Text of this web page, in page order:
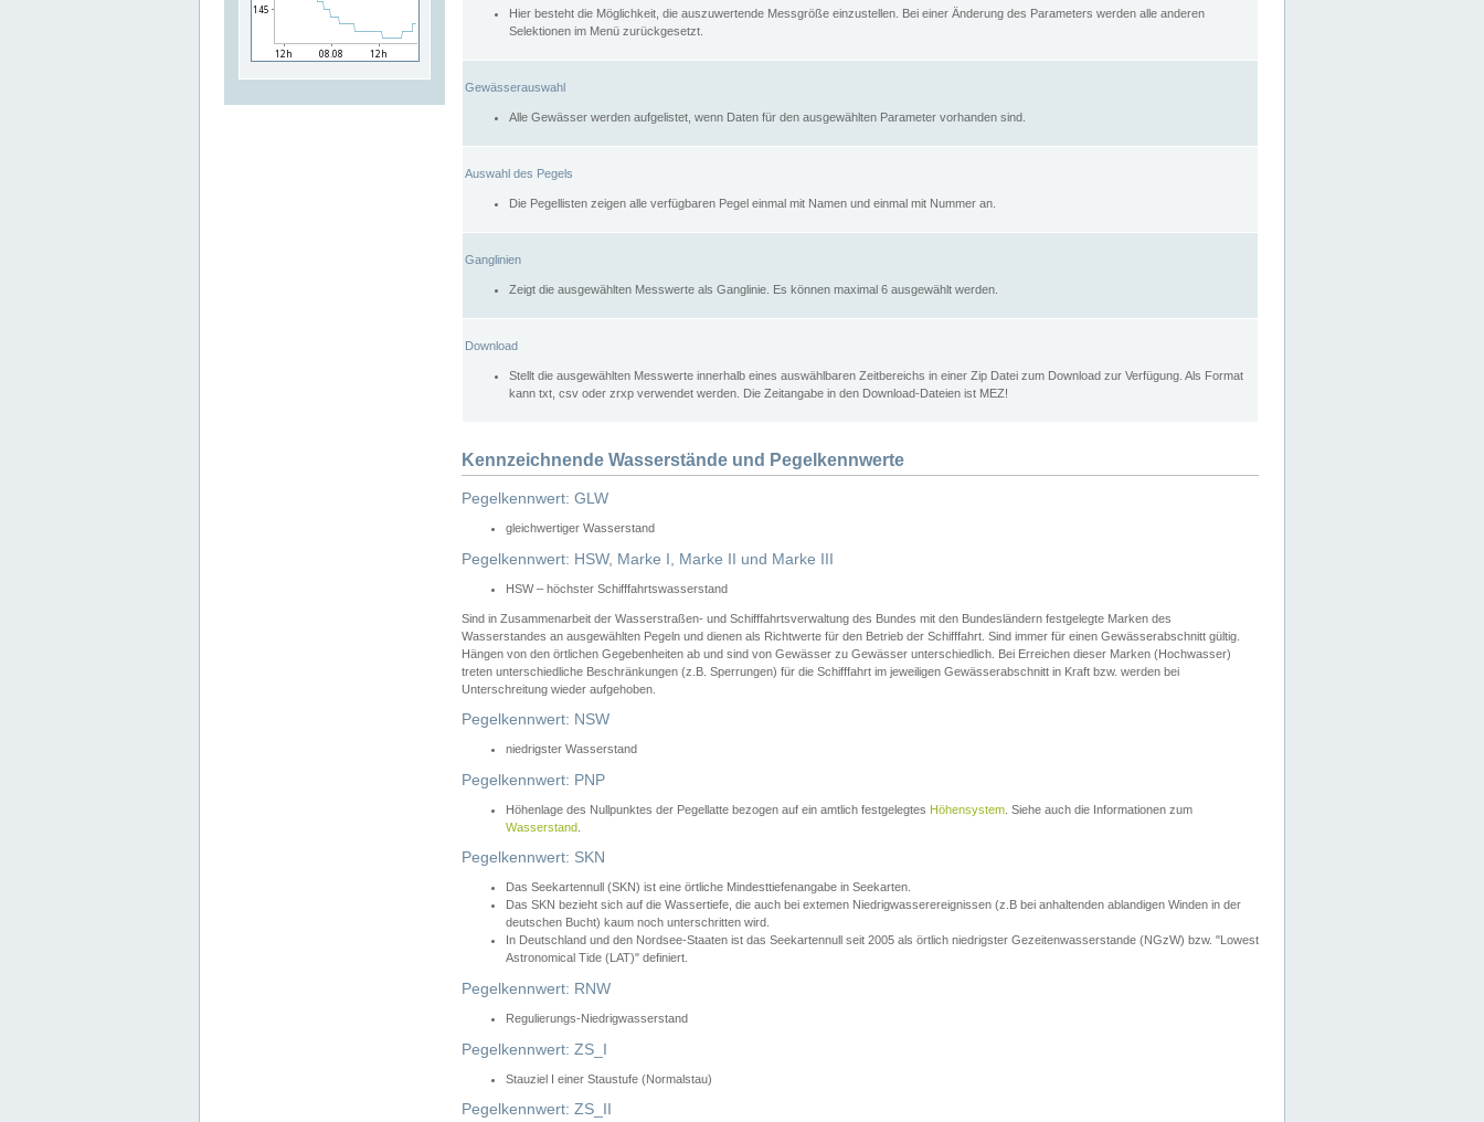
Hier besteht die Möglichkeit, die auszuwertende Messgröße einzustellen. Bei einer Änderung des Parameters werden alle anderen
Selektionen im Menü zurückgesetzt.
Gewässerauswahl
Alle Gewässer werden aufgelistet, wenn Daten für den ausgewählten Parameter vorhanden sind.
Auswahl des Pegels
Die Pegellisten zeigen alle verfügbaren Pegel einmal mit Namen und einmal mit Nummer an.
Ganglinien
Zeigt die ausgewählten Messwerte als Ganglinie. Es können maximal 6 ausgewählt werden.
Download
Stellt die ausgewählten Messwerte innerhalb eines auswählbaren Zeitbereichs in einer Zip Datei zum Download zur Verfügung. Als Format
kann txt, csv oder zrxp verwendet werden. Die Zeitangabe in den Download-Dateien ist MEZ!
Kennzeichnende Wasserstände und Pegelkennwerte
Pegelkennwert: GLW
gleichwertiger Wasserstand
Pegelkennwert: HSW, Marke I, Marke II und Marke III
HSW – höchster Schifffahrtswasserstand
Sind in Zusammenarbeit der Wasserstraßen- und Schifffahrtsverwaltung des Bundes mit den Bundesländern festgelegte Marken des
Wasserstandes an ausgewählten Pegeln und dienen als Richtwerte für den Betrieb der Schifffahrt. Sind immer für einen Gewässerabschnitt gültig.
Hängen von den örtlichen Gegebenheiten ab und sind von Gewässer zu Gewässer unterschiedlich. Bei Erreichen dieser Marken (Hochwasser)
treten unterschiedliche Beschränkungen (z.B. Sperrungen) für die Schifffahrt im jeweiligen Gewässerabschnitt in Kraft bzw. werden bei
Unterschreitung wieder aufgehoben.
Pegelkennwert: NSW
niedrigster Wasserstand
Pegelkennwert: PNP
Höhenlage des Nullpunktes der Pegellatte bezogen auf ein amtlich festgelegtes Höhensystem . Siehe auch die Informationen zum
Wasserstand
Pegelkennwert: SKN
Das Seekartennull (SKN) ist eine örtliche Mindesttiefenangabe in Seekarten.
Das SKN bezieht sich auf die Wassertiefe, die auch bei extemen Niedrigwasserereignissen (z.B bei anhaltenden ablandigen Winden in der
deutschen Bucht) kaum noch unterschritten wird.
In Deutschland und den Nordsee-Staaten ist das Seekartennull seit 2005 als örtlich niedrigster Gezeitenwasserstande (NGzW) bzw. "Lowest
Astronomical Tide (LAT)" definiert.
Pegelkennwert: RNW
Regulierungs-Niedrigwasserstand
Pegelkennwert: ZS_I
Stauziel I einer Staustufe (Normalstau)
Pegelkennwert: ZS_II